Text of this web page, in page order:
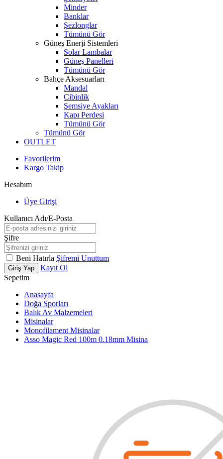
Minder
Banklar
Şezlonglar
Tümünü Gör
Güneş Enerji Sistemleri
Solar Lambalar
Güneş Panelleri
Tümünü Gör
Bahçe Aksesuarları
Mandal
Cibinlik
Şemsiye Ayakları
Kapı Perdesi
Tümünü Gör
Tümünü Gör
OUTLET
Favorilerim
Kargo Takip
Hesabım
Üye Girişi
Kullanıcı Adı/E-Posta
Şifre
Beni Hatırla Şifremi Unuttum
Giriş Yap
Kayıt Ol
Sepetim
Anasayfa
Doğa Sporları
Balık Av Malzemeleri
Misinalar
Monofilament Misinalar
Asso Magic Red 100m 0.18mm Misina